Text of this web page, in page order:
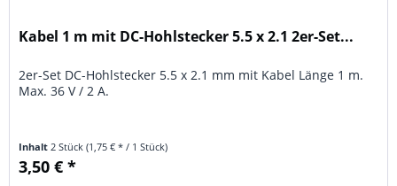
Kabel 1 m mit DC-Hohlstecker 5.5 x 2.1 2er-Set...
2er-Set DC-Hohlstecker 5.5 x 2.1 mm mit Kabel Länge 1 m.
Max. 36 V / 2 A.
Inhalt 2 Stück(1,75 € * / 1 Stück)
3,50 € *